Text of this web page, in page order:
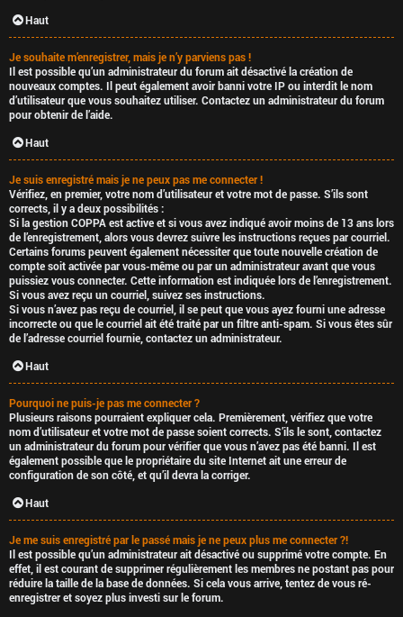
L
’
é
q
u
i
p
e
d
u
f
o
r
u
m
Haut
Je souhaite m’enregistrer, mais je n’y parviens pas !
Il est possible qu’un administrateur du forum ait désactivé la création de
nouveaux comptes. Il peut également avoir banni votre IP ou interdit le nom
d’utilisateur que vous souhaitez utiliser. Contactez un administrateur du forum
pour obtenir de l’aide.
Haut
Je suis enregistré mais je ne peux pas me connecter !
Vérifiez, en premier, votre nom d’utilisateur et votre mot de passe. S’ils sont
corrects, il y a deux possibilités :
Si la gestion COPPA est active et si vous avez indiqué avoir moins de 13 ans lors
de l’enregistrement, alors vous devrez suivre les instructions reçues par courriel.
Certains forums peuvent également nécessiter que toute nouvelle création de
compte soit activée par vous-même ou par un administrateur avant que vous
puissiez vous connecter. Cette information est indiquée lors de l’enregistrement.
Si vous avez reçu un courriel, suivez ses instructions.
Si vous n’avez pas reçu de courriel, il se peut que vous ayez fourni une adresse
incorrecte ou que le courriel ait été traité par un filtre anti-spam. Si vous êtes sûr
de l’adresse courriel fournie, contactez un administrateur.
Haut
Pourquoi ne puis-je pas me connecter ?
Plusieurs raisons pourraient expliquer cela. Premièrement, vérifiez que votre
nom d’utilisateur et votre mot de passe soient corrects. S’ils le sont, contactez
un administrateur du forum pour vérifier que vous n’avez pas été banni. Il est
également possible que le propriétaire du site Internet ait une erreur de
configuration de son côté, et qu’il devra la corriger.
Haut
Je me suis enregistré par le passé mais je ne peux plus me connecter ?!
Il est possible qu’un administrateur ait désactivé ou supprimé votre compte. En
effet, il est courant de supprimer régulièrement les membres ne postant pas pour
réduire la taille de la base de données. Si cela vous arrive, tentez de vous ré-
enregistrer et soyez plus investi sur le forum.